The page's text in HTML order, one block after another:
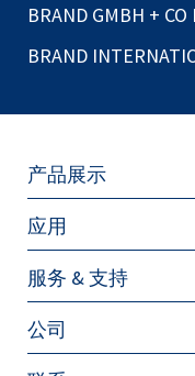
BRAND GMBH + CO
BRAND
产品展示
应用
服务 & 支持
公司